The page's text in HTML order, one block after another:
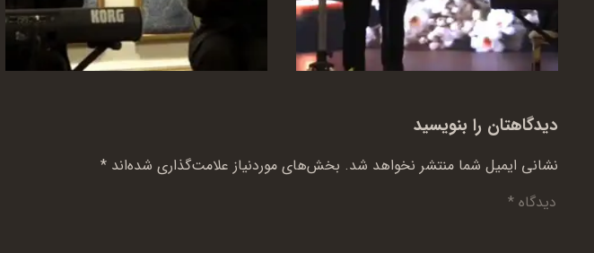
دیدگاهتان را بنویسید
نشانی ایمیل شما منتشر نخواهد شد. بخش‌های موردنیاز علامت‌گذاری شده‌اند *